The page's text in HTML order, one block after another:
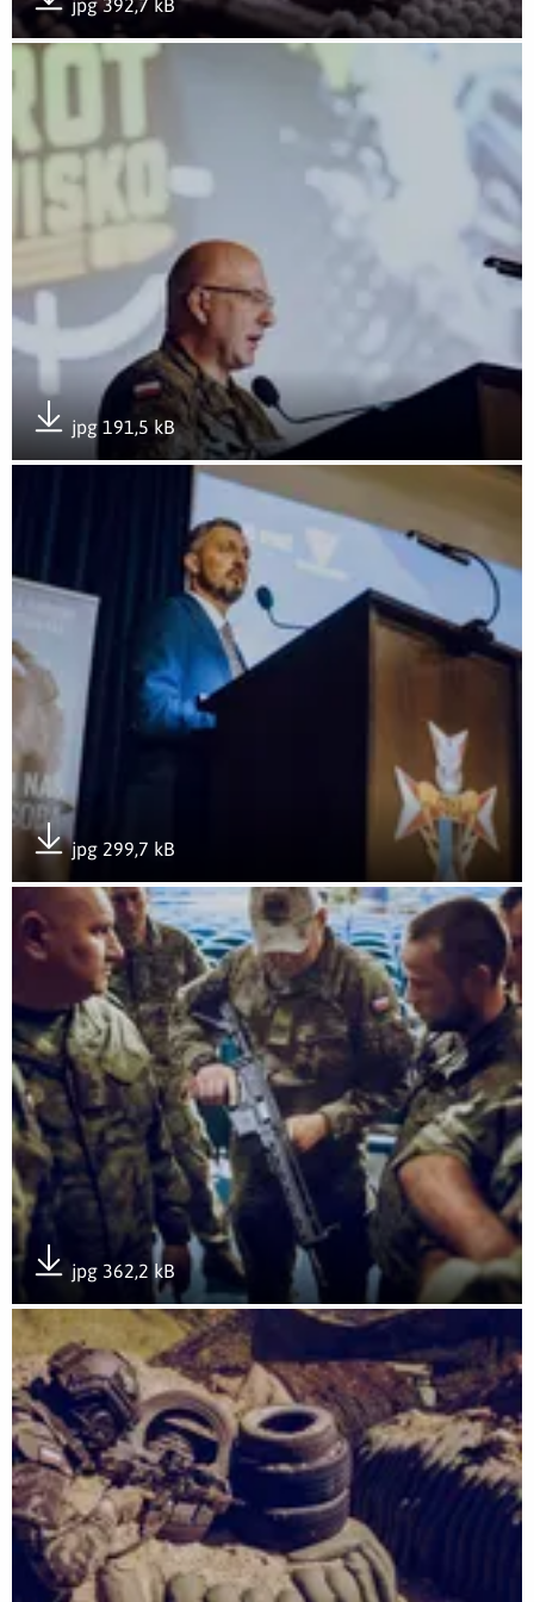
jpg 392,7 kB
Pobierz załącznik
Otwórz załącznik Rozwój przez doświadczenie-
jpg 191,5 kB
Pobierz załącznik
Otwórz załącznik Rozwój przez doświadczenie-
jpg 299,7 kB
Pobierz załącznik
Otwórz załącznik Rozwój przez doświadczenie-
jpg 362,2 kB
Pobierz załącznik
Otwórz załącznik Rozwój przez doświadczenie-